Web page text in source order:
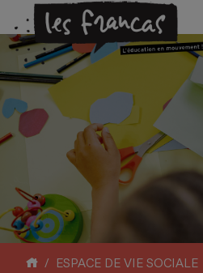
ESPACE DE VIE SOCIALE